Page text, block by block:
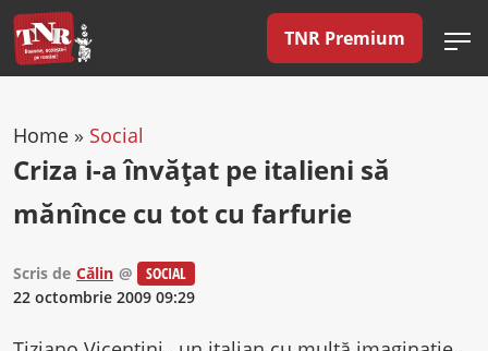
TNR Premium
Home » Social
Criza i-a învăţat pe italieni să
mănînce cu tot cu farfurie
Scris de Călin @
SOCIAL
22 octombrie 2009 09:29